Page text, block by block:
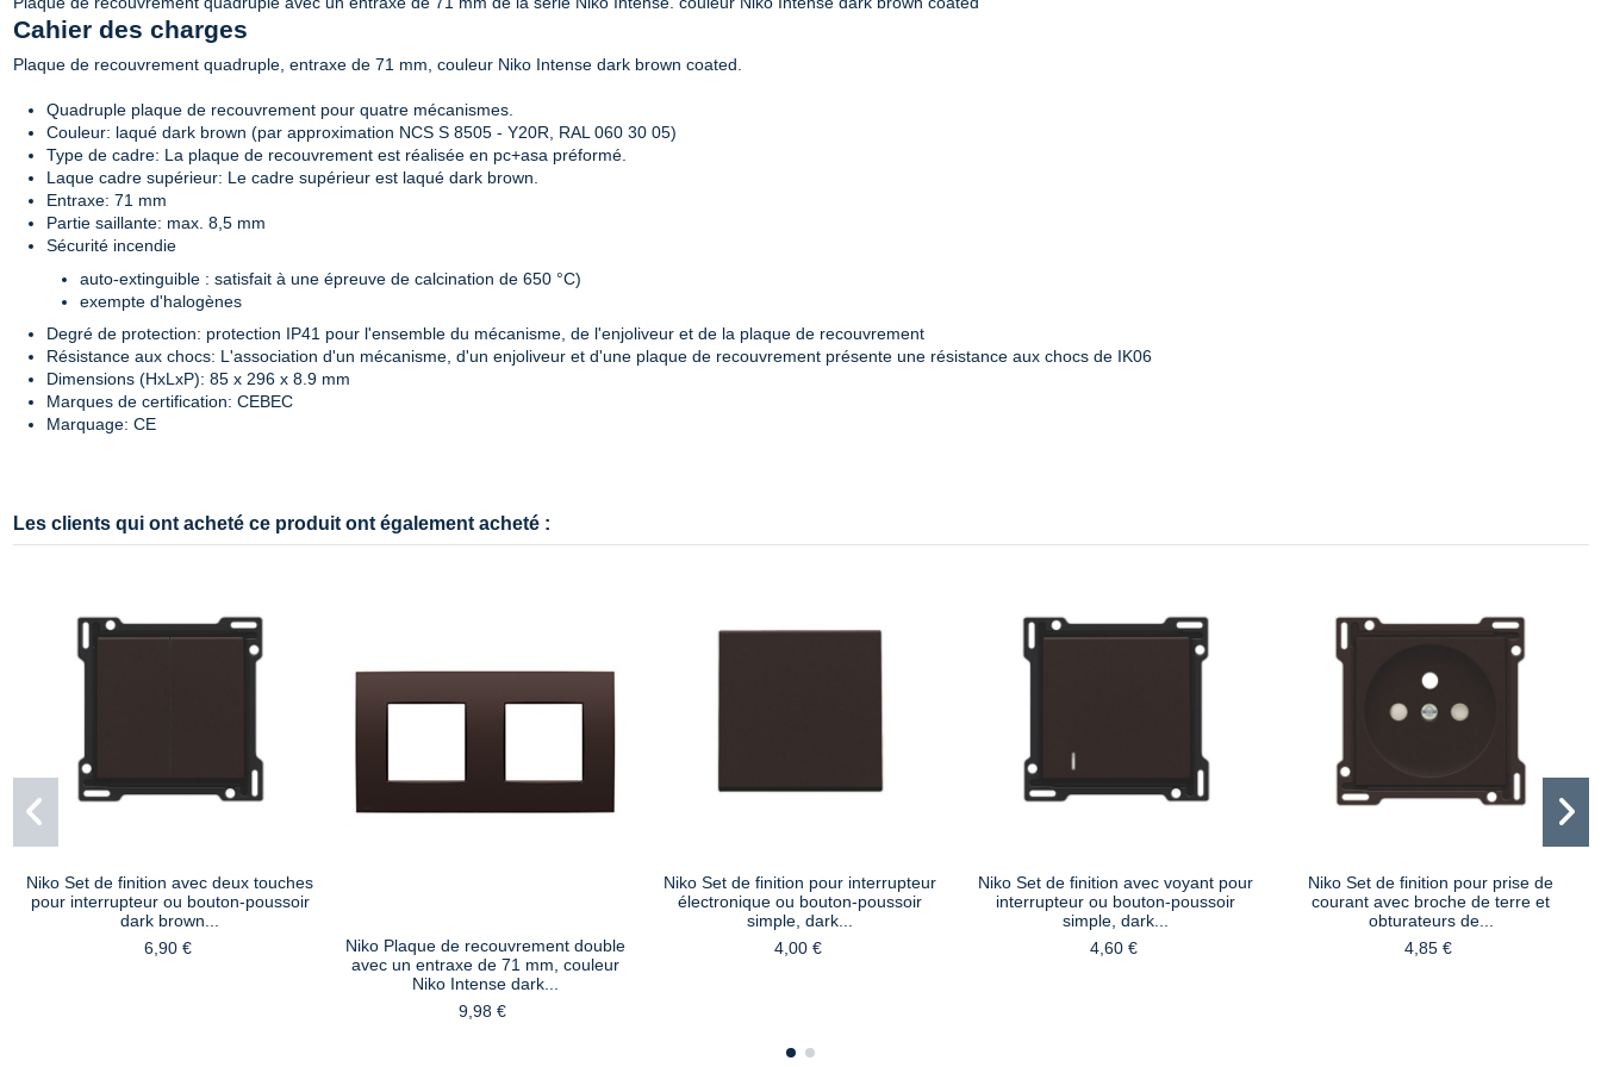
Cahier des charges
Plaque de recouvrement quadruple, entraxe de 71 mm, couleur Niko Intense dark brown coated.
Quadruple plaque de recouvrement pour quatre mécanismes.
Couleur: laqué dark brown (par approximation NCS S 8505 - Y20R, RAL 060 30 05)
Type de cadre: La plaque de recouvrement est réalisée en pc+asa préformé.
Laque cadre supérieur: Le cadre supérieur est laqué dark brown.
Entraxe: 71 mm
Partie saillante: max. 8,5 mm
Sécurité incendie
auto-extinguible : satisfait à une épreuve de calcination de 650 °C)
exempte d'halogènes
Degré de protection: protection IP41 pour l'ensemble du mécanisme, de l'enjoliveur et de la plaque de recouvrement
Résistance aux chocs: L'association d'un mécanisme, d'un enjoliveur et d'une plaque de recouvrement présente une résistance aux chocs de IK06
Dimensions (HxLxP): 85 x 296 x 8.9 mm
Marques de certification: CEBEC
Marquage: CE
Les clients qui ont acheté ce produit ont également acheté :
Niko Set de finition avec deux touches
pour interrupteur ou bouton-poussoir
dark brown...
6,90 €
Niko Plaque de recouvrement double
avec un entraxe de 71 mm, couleur
Niko Intense dark...
9,98 €
Niko Set de finition pour interrupteur
électronique ou bouton-poussoir
simple, dark...
4,00 €
Niko Set de finition avec voyant pour
interrupteur ou bouton-poussoir
simple, dark...
4,60 €
Niko Set de finition pour prise de
courant avec broche de terre et
obturateurs de...
4,85 €